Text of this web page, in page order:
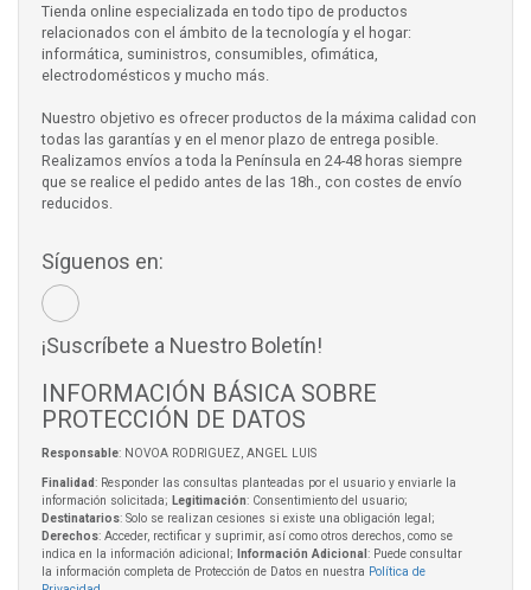
Tienda online especializada en todo tipo de productos
relacionados con el ámbito de la tecnología y el hogar:
informática, suministros, consumibles, ofimática,
electrodomésticos y mucho más.
Nuestro objetivo es ofrecer productos de la máxima calidad con
todas las garantías y en el menor plazo de entrega posible.
Realizamos envíos a toda la Península en 24-48 horas siempre
que se realice el pedido antes de las 18h., con costes de envío
reducidos.
Síguenos en:
¡Suscríbete a Nuestro Boletín!
INFORMACIÓN BÁSICA SOBRE
PROTECCIÓN DE DATOS
Responsable: NOVOA RODRIGUEZ, ANGEL LUIS
Finalidad: Responder las consultas planteadas por el usuario y enviarle la
información solicitada; Legitimación: Consentimiento del usuario;
Destinatarios: Solo se realizan cesiones si existe una obligación legal;
Derechos: Acceder, rectificar y suprimir, así como otros derechos, como se
indica en la información adicional;
Información Adicional : Puede consultar
la información completa de Protección de Datos en nuestra Política de